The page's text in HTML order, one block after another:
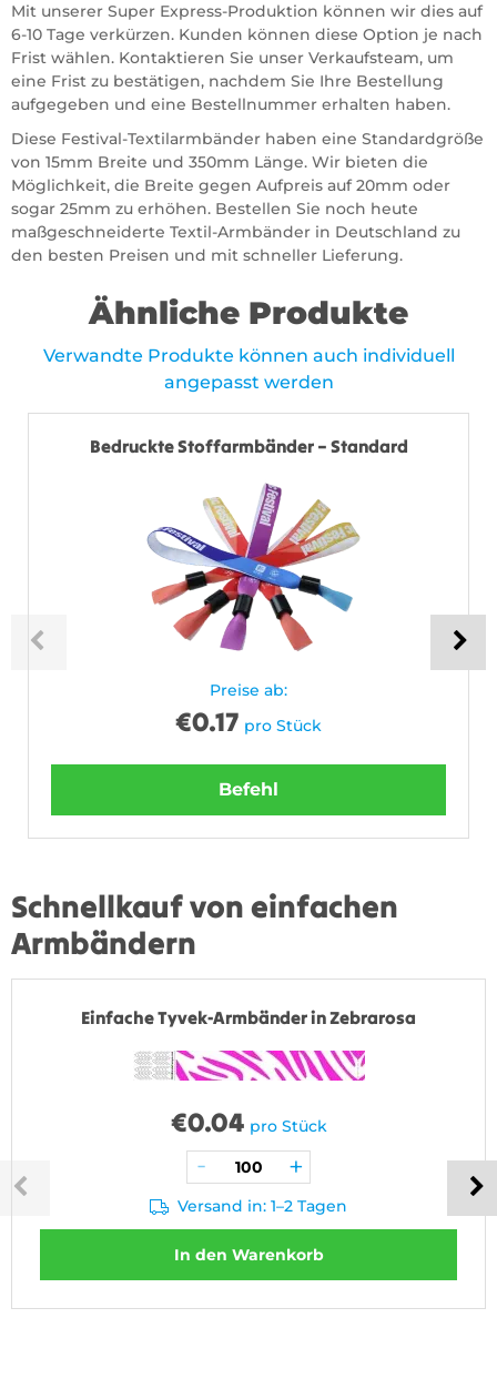
Mit unserer Super Express-Produktion können wir dies auf
6-10 Tage verkürzen. Kunden können diese Option je nach
Frist wählen. Kontaktieren Sie unser Verkaufsteam, um
eine Frist zu bestätigen, nachdem Sie Ihre Bestellung
aufgegeben und eine Bestellnummer erhalten haben.
Diese Festival-Textilarmbänder haben eine Standardgröße
von 15mm Breite und 350mm Länge. Wir bieten die
Möglichkeit, die Breite gegen Aufpreis auf 20mm oder
sogar 25mm zu erhöhen. Bestellen Sie noch heute
maßgeschneiderte Textil-Armbänder in Deutschland zu
den besten Preisen und mit schneller Lieferung.
Ähnliche Produkte
Verwandte Produkte können auch individuell
angepasst werden
Bedruckte Stoffarmbänder – Standard
Preise ab:
€0.17 pro Stück
Befehl
Schnellkauf von einfachen
Armbändern
Einfache Tyvek-Armbänder in Zebrarosa
€0.04 pro Stück
Versand in: 1–2 Tagen
In den Warenkorb